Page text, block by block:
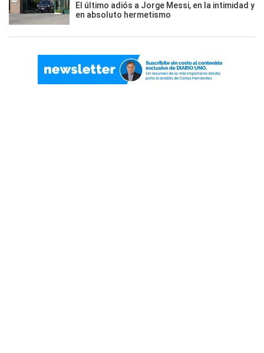
El último adiós a Jorge Messi, en la intimidad y
en absoluto hermetismo